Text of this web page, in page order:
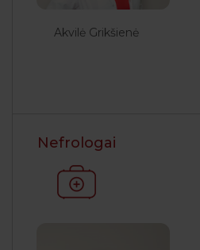
Akvilė Grikšienė
Nefrologai